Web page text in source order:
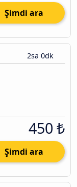
Şimdi ara
2sa 0dk
450 ₺
Şimdi ara